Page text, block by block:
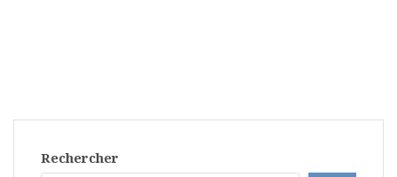
Rechercher